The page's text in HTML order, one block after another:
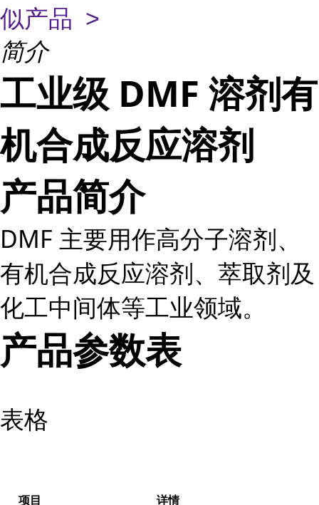
似产品 >
简介
工业级 DMF 溶剂有
机合成反应溶剂
产品简介
DMF 主要用作高分子溶剂、
有机合成反应溶剂、萃取剂及
化工中间体等工业领域。
产品参数表
表格
项目 详情